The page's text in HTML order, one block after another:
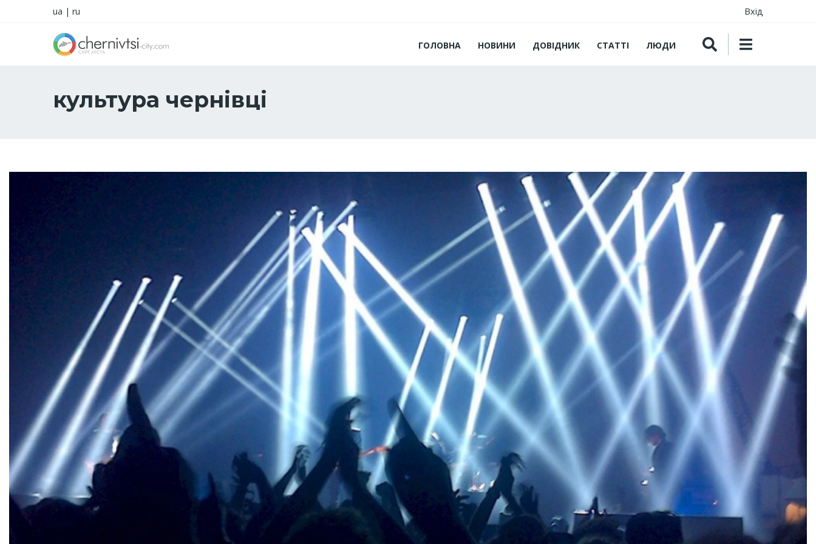
ua | ru Вхід
ГОЛОВНА НОВИНИ ДОВІДНИК СТАТТІ ЛЮДИ
культура чернівці